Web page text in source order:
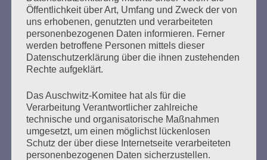
bewegt, viele junge Menschen und auch uns im Herzen
erreicht. Wir sind auch sehr froh und dankbar darüber,
dass wir dich kennen lernen durften. Deinen Witz und
Humor, deine Unerbittlichkeit, deine humanistischen,
persönlichen und charakterlichen Stärken. Du warst so
klein, beinahe unscheinbar und doch so groß, viel
toller Mensch, dessen Leben weit über den Tod hinaus
wirken wird. Deine unglaubliche Erscheinung bei
Lesungen, deine klaren Worte, die sich entfalteten
sobald du die Bühne betratst, deine strahlende
Energie… all das kaum in Worte fassbare, werden wir
Öffentlichkeit über Art, Umfang und Zweck der von
uns erhobenen, genutzten und verarbeiteten
personenbezogenen Daten informieren. Ferner
werden betroffene Personen mittels dieser
Datenschutzerklärung über die ihnen zustehenden
Rechte aufgeklärt.
Das Auschwitz-Komitee hat als für die
Verarbeitung Verantwortlicher zahlreiche
technische und organisatorische Maßnahmen
umgesetzt, um einen möglichst lückenlosen
Schutz der über diese Internetseite verarbeiteten
personenbezogenen Daten sicherzustellen.